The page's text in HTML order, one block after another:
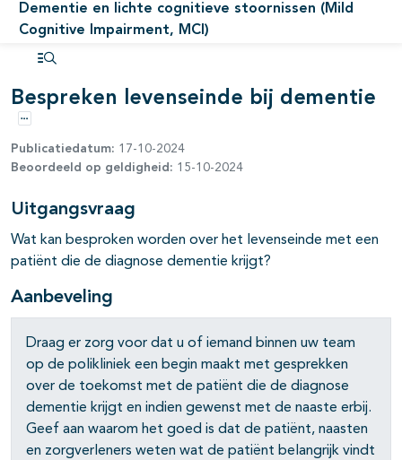
Dementie en lichte cognitieve stoornissen (Mild
Cognitive Impairment, MCI)
open- en dichtklappen
open- en dichtklappen
open- en dichtklappen
Bespreken levenseinde bij dementie
Opties
Publicatiedatum: 17-10-2024
Beoordeeld op geldigheid: 15-10-2024
Uitgangsvraag
Wat kan besproken worden over het levenseinde met een
patiënt die de diagnose dementie krijgt?
Aanbeveling
Draag er zorg voor dat u of iemand binnen uw team
op de polikliniek een begin maakt met gesprekken
over de toekomst met de patiënt die de diagnose
dementie krijgt en indien gewenst met de naaste erbij.
Geef aan waarom het goed is dat de patiënt, naasten
en zorgverleners weten wat de patiënt belangrijk vindt